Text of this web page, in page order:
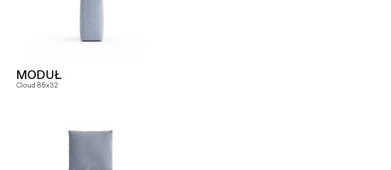
MODUŁ
Cloud 85x32
Hug
MODUŁ
Slay ML